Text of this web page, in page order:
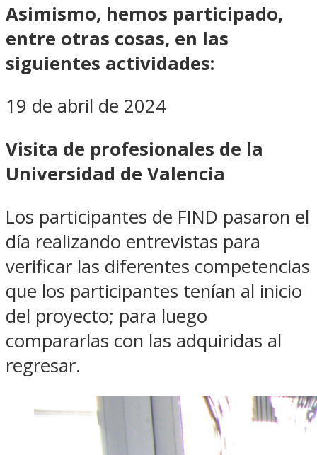
Asimismo, hemos participado,
entre otras cosas, en las
siguientes actividades:
19 de abril de 2024
Visita de profesionales de la
Universidad de Valencia
Los participantes de FIND pasaron el
día realizando entrevistas para
verificar las diferentes competencias
que los participantes tenían al inicio
del proyecto; para luego
compararlas con las adquiridas al
regresar.